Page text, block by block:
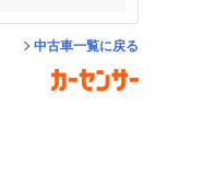
中古車一覧に戻る